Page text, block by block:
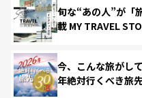
旬な“あの人”が「
載 MY TRAVEL
今、こんな旅がし
年絶対行くべき旅